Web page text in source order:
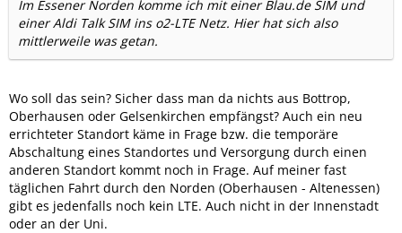
Im Essener Norden komme ich mit einer Blau.de SIM und
einer Aldi Talk SIM ins o2-LTE Netz. Hier hat sich also
mittlerweile was getan.
Wo soll das sein? Sicher dass man da nichts aus Bottrop,
Oberhausen oder Gelsenkirchen empfängst? Auch ein neu
errichteter Standort käme in Frage bzw. die temporäre
Abschaltung eines Standortes und Versorgung durch einen
anderen Standort kommt noch in Frage. Auf meiner fast
täglichen Fahrt durch den Norden (Oberhausen - Altenessen)
gibt es jedenfalls noch kein LTE. Auch nicht in der Innenstadt
oder an der Uni.